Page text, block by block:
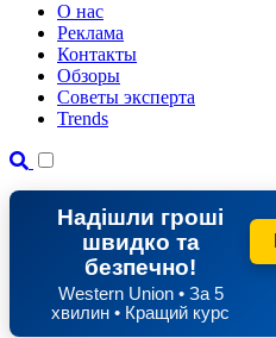
О нас
Реклама
Контакты
Обзоры
Советы эксперта
Trends
Надішли гроші
швидко та
безпечно!
Western Union • За 5
хвилин • Кращий курс